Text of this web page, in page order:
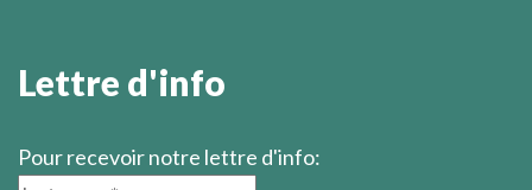
Lettre d'info
Pour recevoir notre lettre d'info: